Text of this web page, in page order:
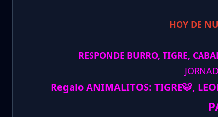
HOY DE
RESPONDE BURRO, TIGRE,
Regalo ANIMALITOS: TIGRE🐯,